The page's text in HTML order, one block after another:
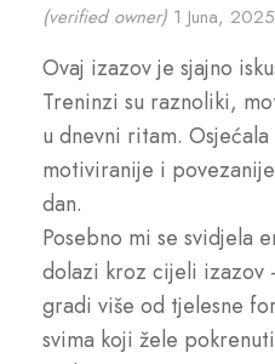
(verified owner) 1 Juna, 2025
Ovaj izazov je sjajno
Treninzi su raznoliki,
u dnevni ritam. Osjećala
motiviranije i
dan.
Posebno mi se svidjela
dolazi kroz cijeli izazov
gradi više od tjelesne
svima koji žele